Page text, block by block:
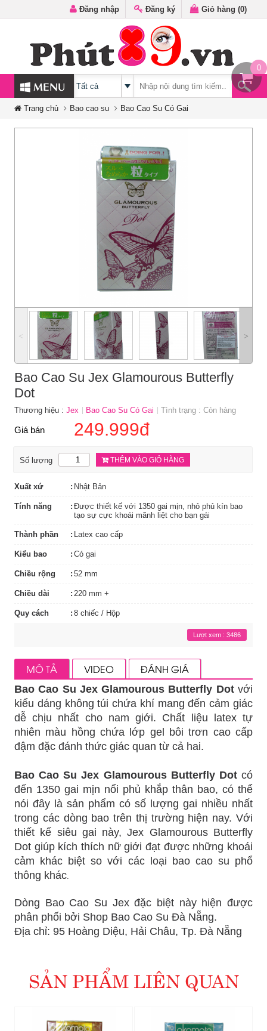
0
Đăng nhập Đăng ký Giỏ hàng (0)
MENU
Trang chủ Bao cao su Bao Cao Su Có Gai
˂ ˃
Bao Cao Su Jex Glamourous Butterfly
Dot
Thương hiệu : Jex Bao Cao Su Có Gai Tình trạng : Còn hàng
Giá bán 249.999đ
Số lượng THÊM VÀO GIỎ HÀNG
Xuất xứ Nhật Bản
Tính năng
Được thiết kế với 1350 gai mịn, nhỏ phủ kín bao
tạo sự cực khoái mãnh liệt cho bạn gái
Thành phần Latex cao cấp
Kiểu bao Có gai
Chiều rộng 52 mm
Chiều dài 220 mm +
Quy cách 8 chiếc / Hộp
Lượt xem : 3486
MÔ TẢ VIDEO ĐÁNH GIÁ
Bao Cao Su Jex Glamourous Butterfly Dot với
kiểu dáng không túi chứa khí mang đến cảm giác
dễ chịu nhất cho nam giới. Chất liệu latex tự
nhiên màu hồng chứa lớp gel bôi trơn cao cấp
đậm đặc đánh thức giác quan từ cả hai.
Bao Cao Su Jex Glamourous Butterfly Dotcó
đến 1350 gai mịn nổi phủ khắp thân bao, có thể
nói đây là sản phẩm có số lượng gai nhiều nhất
trong các dòng bao trên thị trường hiện nay. Với
thiết kế siêu gai này, Jex Glamourous Butterfly
Dot giúp kích thích nữ giới đạt được những khoái
cảm khác biệt so với các loại bao cao su phổ
thông khác.
Dòng Bao Cao Su Jex đặc biệt này hiện được
phân phối bởi Shop Bao Cao Su Đà Nẵng.
Địa chỉ: 95 Hoàng Diệu, Hải Châu, Tp. Đà Nẵng
SẢN PHẨM LIÊN QUAN